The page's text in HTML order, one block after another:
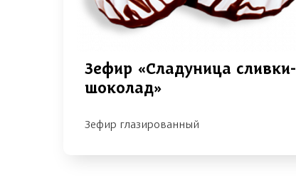
Зефир «Сладуница сливки-
шоколад»
Зефир глазированный